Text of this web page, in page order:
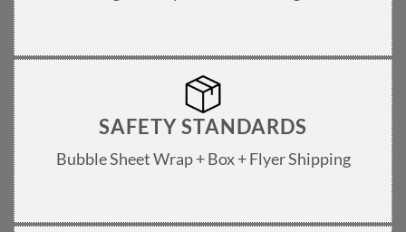
SAFETY STANDARDS
Bubble Sheet Wrap + Box + Flyer Shipping